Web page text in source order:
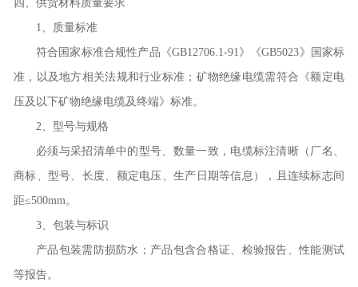
四 、供货材料质量要求
1、质量标准
符合国家标准合规性产品《GB12706.1-91》《GB5023》国家标
准，以及地方相关法规和行业标准；矿物绝缘电缆需符合《额定电
压及以下矿物绝缘电缆及终端》标准。
2、型号与规格
必须与采招清单中的型号、数量一致，电缆标注清晰（厂名、
商标、型号、长度、额定电压、生产日期等信息），且连续标志间
距≤500mm。
3、包装与标识
产品包装需防损防水；产品包含合格证、检验报告、性能测试
等报告。